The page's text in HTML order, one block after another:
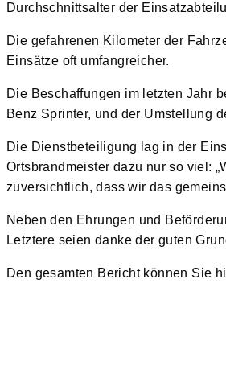
Durchschnittsalter der
Die gefahrenen Kilometer der
Einsätze oft umfangreicher.
Die Beschaffungen im letzten Jahr
Benz Sprinter, und der Umstellung
Die Dienstbeteiligung lag in der
Ortsbrandmeister dazu nur so viel:
zuversichtlich, dass wir das
Neben den Ehrungen und
Letztere seien danke der guten
Den gesamten Bericht können Sie